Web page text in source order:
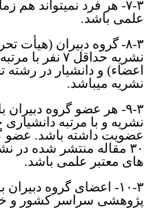
باشد.
۳- گروه دبیران (هیأت
حداقل ۷
و دانشیار در
می­باشد.
داشته باشد. عضو
۳۰ مقاله منتشر شده در
معتبر علمی باشد.
۱۰-۳- اعضای گروه دبیران
سراسر کشور و